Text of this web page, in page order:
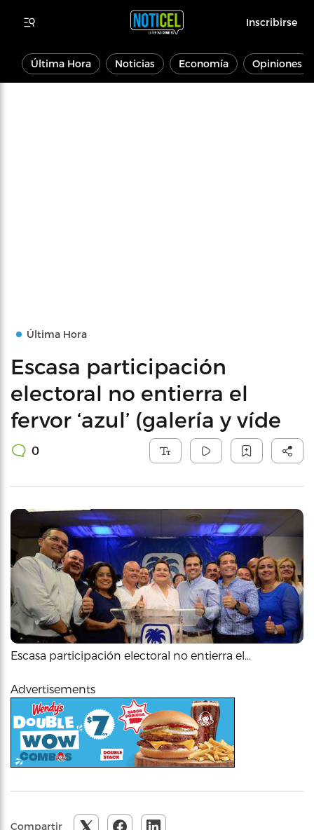
Inscribirse
Última Hora Noticias Economía Opiniones
Última Hora
Escasa participación
electoral no entierra el
fervor ‘azul’ (galería y víde
0
Escasa participación electoral no entierra el…
Advertisements
Compartir